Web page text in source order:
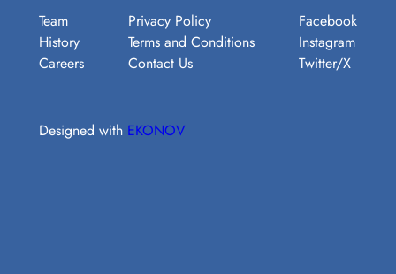
Team
History
Careers
Privacy Policy
Terms and Conditions
Contact Us
Facebook
Instagram
Twitter/X
Designed with EKONOV